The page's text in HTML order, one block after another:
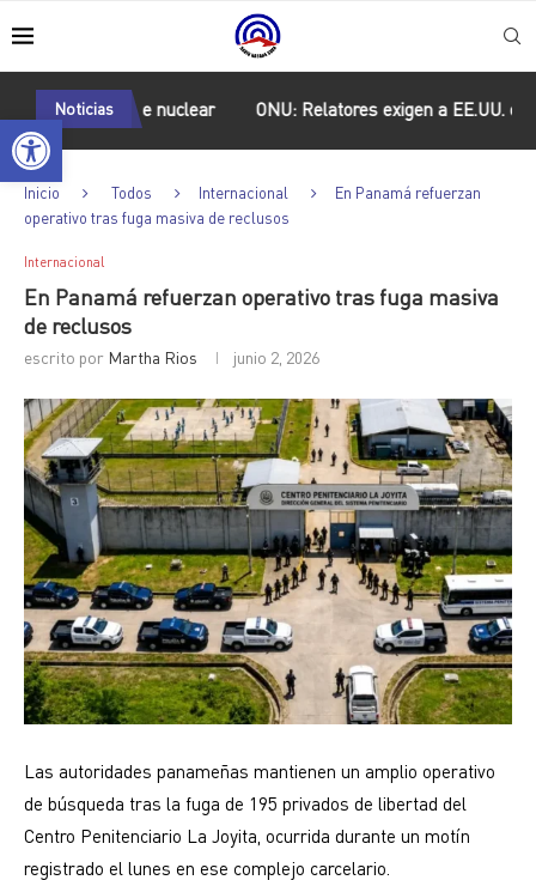
Abrir barra de herramientas
Noticias
desarme nuclear ONU: Relatores exigen a EE.UU. cesar
Inicio Todos Internacional
En Panamá refuerzan
operativo tras fuga masiva de reclusos
Internacional
En Panamá refuerzan operativo tras fuga masiva
de reclusos
escrito por Martha Rios junio 2, 2026
Las autoridades panameñas mantienen un amplio operativo
de búsqueda tras la fuga de 195 privados de libertad del
Centro Penitenciario La Joyita, ocurrida durante un motín
registrado el lunes en ese complejo carcelario.